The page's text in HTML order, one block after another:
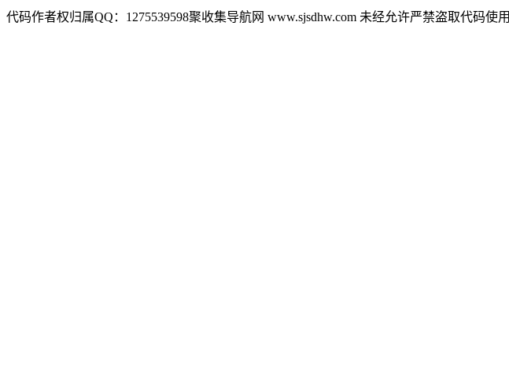
代码作者权归属QQ：1275539598聚收集导航网 www.sjsdhw.com 未经允许严禁盗取代码使用